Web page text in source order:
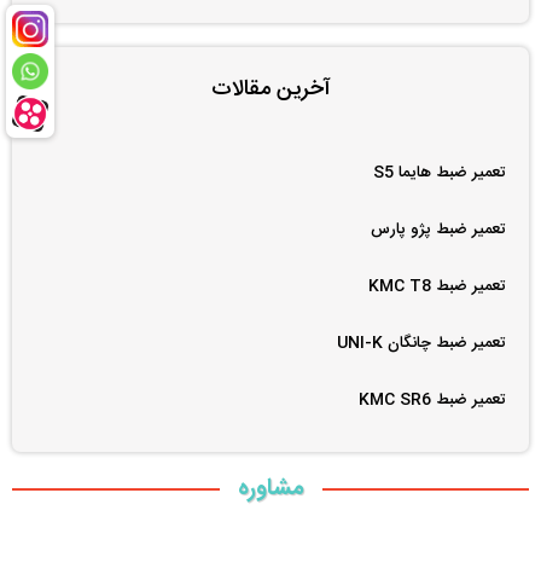
آخرین مقالات
تعمیر ضبط هایما S5
تعمیر ضبط پژو پارس
تعمیر ضبط KMC T8
تعمیر ضبط چانگان UNI-K
تعمیر ضبط KMC SR6
مشاوره